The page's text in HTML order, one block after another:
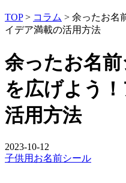
TOP > コラム > 余ったお名
イデア満載の活用方法
余ったお名
を広げよう
活用方法
2023-10-12
子供用お名前シール